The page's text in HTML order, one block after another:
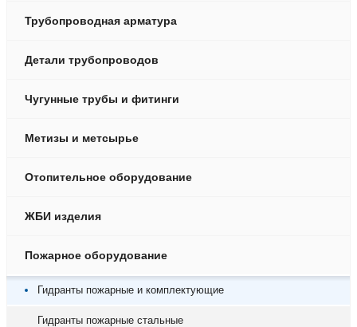
Трубопроводная арматура
Детали трубопроводов
Чугунные трубы и фитинги
Метизы и метсырье
Отопительное оборудование
ЖБИ изделия
Пожарное оборудование
Гидранты пожарные и комплектующие
Гидранты пожарные стальные